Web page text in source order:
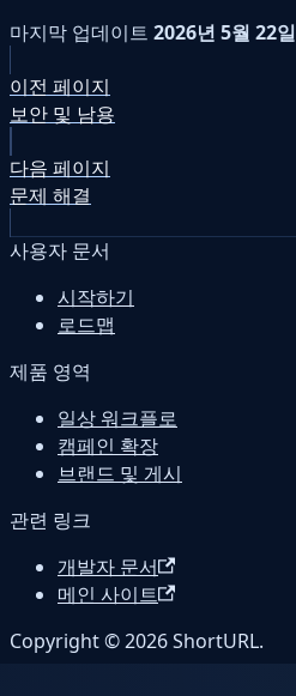
마지막 업데이트 2026년 5월 22일
이전 페이지
보안 및 남용
다음 페이지
문제 해결
사용자 문서
시작하기
로드맵
제품 영역
일상 워크플로
캠페인 확장
브랜드 및 게시
관련 링크
개발자 문서
메인 사이트
Copyright © 2026 ShortURL.